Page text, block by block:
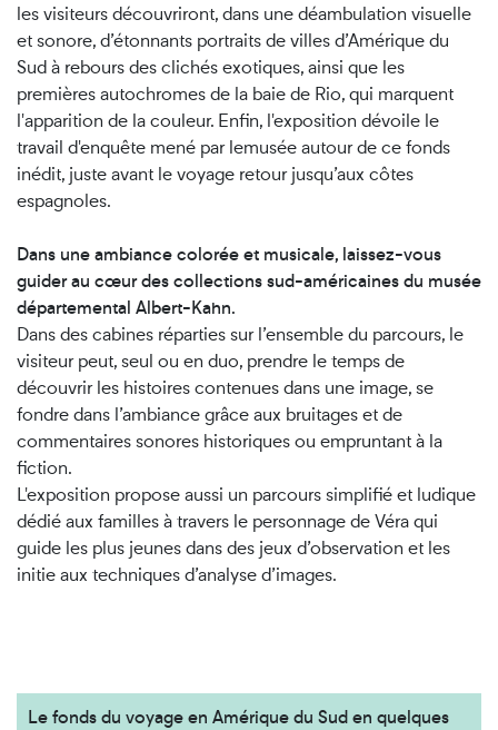
les visiteurs découvriront, dans une déambulation visuelle
et sonore, d’étonnants portraits de villes d’Amérique du
Sud à rebours des clichés exotiques, ainsi que les
premières autochromes de la baie de Rio, qui marquent
l'apparition de la couleur. Enfin, l'exposition dévoile le
travail d'enquête mené par lemusée autour de ce fonds
inédit, juste avant le voyage retour jusqu’aux côtes
espagnoles.
Dans une ambiance colorée et musicale, laissez-vous
guider au cœur des collections sud-américaines du musée
départemental Albert-Kahn.
Dans des cabines réparties sur l’ensemble du parcours, le
visiteur peut, seul ou en duo, prendre le temps de
découvrir les histoires contenues dans une image, se
fondre dans l’ambiance grâce aux bruitages et de
commentaires sonores historiques ou empruntant à la
fiction.
L'exposition propose aussi un parcours simplifié et ludique
dédié aux familles à travers le personnage de Véra qui
guide les plus jeunes dans des jeux d’observation et les
initie aux techniques d’analyse d’images.
Le fonds du voyage en Amérique du Sud en quelques